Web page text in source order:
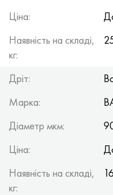
Ціна:
Наявність на складі,
кг:
Дріт:
Марка:
Діаметр мкм:
Ціна:
Наявність на складі,
кг:
16